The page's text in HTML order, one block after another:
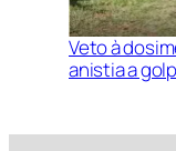
Veto à
anistia a